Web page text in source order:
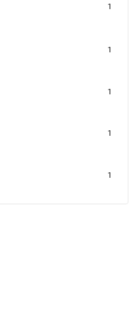
1
1
1
1
1